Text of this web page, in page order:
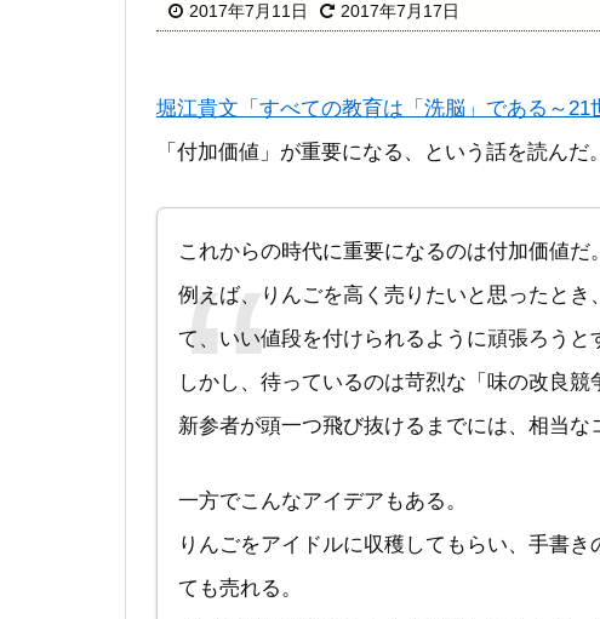
2017年7月11日 2017年7月17日
堀江貴文「すべての教育は「洗脳」である～21
「付加価値」が重要になる、という話を読んだ。
これからの時代に重要になるのは付加価値だ。
例えば、りんごを高く売りたいと思ったと
て、いい値段を付けられるように頑張ろうと
しかし、待っているのは苛烈な「味の改良競
新参者が頭一つ飛び抜けるまでには、相当な
一方でこんなアイデアもある。
りんごをアイドルに収穫してもらい、手書
ても売れる。